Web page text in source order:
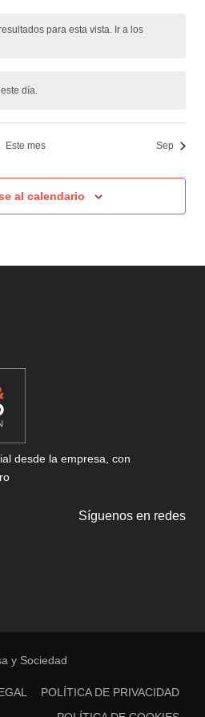
para esta vista. Ir a los
día.
Este mes Sep
al calendario
desde la empresa, con
Síguenos en redes
y Sociedad
POLÍTICA DE PRIVACIDAD